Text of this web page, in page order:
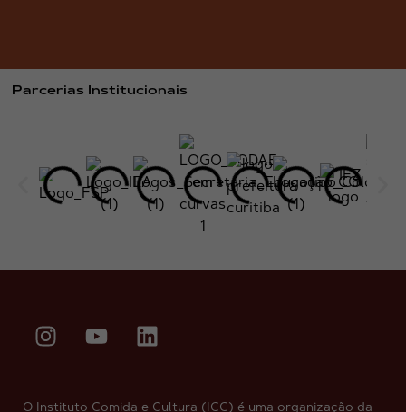
Parcerias Institucionais
O Instituto Comida e Cultura (ICC) é uma organização da